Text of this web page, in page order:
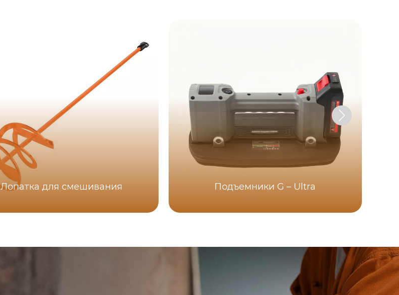
Лопатка для смешивания Подъемники G – Ultra